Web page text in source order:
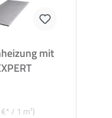
mit
/ 1 m²)